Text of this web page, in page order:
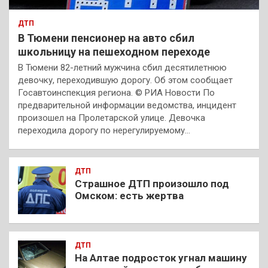
ДТП
В Тюмени пенсионер на авто сбил
школьницу на пешеходном переходе
В Тюмени 82-летний мужчина сбил десятилетнюю
девочку, переходившую дорогу. Об этом сообщает
Госавтоинспекция региона. © РИА Новости По
предварительной информации ведомства, инцидент
произошел на Пролетарской улице. Девочка
переходила дорогу по нерегулируемому…
ДТП
Страшное ДТП произошло под
Омском: есть жертва
ДТП
На Алтае подросток угнал машину